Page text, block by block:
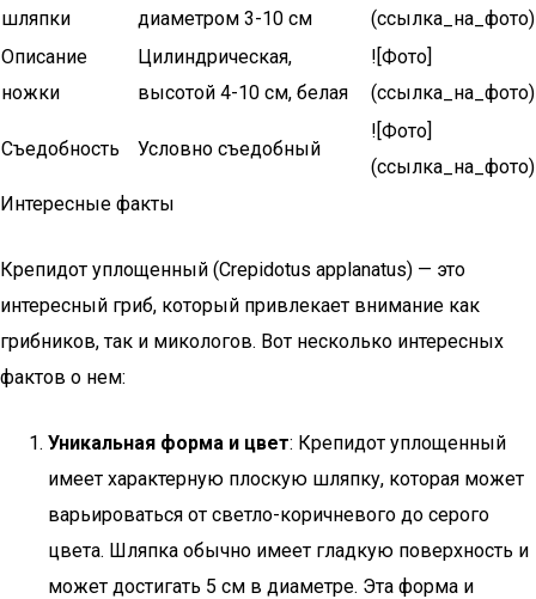
шляпки
диаметром 3-10 см
(ссылка_на_фото)
Описание
ножки
Цилиндрическая,
высотой 4-10 см, белая
![Фото]
(ссылка_на_фото)
Съедобность Условно съедобный
![Фото]
(ссылка_на_фото)
Интересные факты
Крепидот уплощенный (Crepidotus applanatus) — это
интересный гриб, который привлекает внимание как
грибников, так и микологов. Вот несколько интересных
фактов о нем:
Уникальная форма и цвет: Крепидот уплощенный
имеет характерную плоскую шляпку, которая может
варьироваться от светло-коричневого до серого
цвета. Шляпка обычно имеет гладкую поверхность и
может достигать 5 см в диаметре. Эта форма и